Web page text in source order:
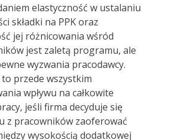
elastyczność w ustalaniu
składki na PPK oraz
jej różnicowania wśród
jest zaletą programu, ale
wyzwania pracodawcy.
przede wszystkim
wpływu na całkowite
jeśli firma decyduje się
z pracowników zaoferować
wysokością dodatkowej